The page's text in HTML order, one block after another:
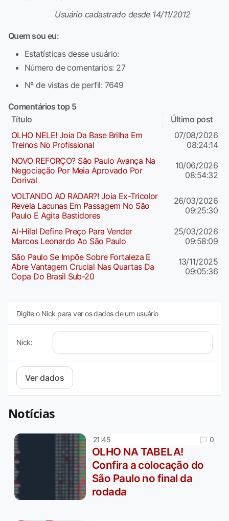
Usuário cadastrado desde 14/11/2012
Quem sou eu:
Estatísticas desse usuário:
Número de comentarios: 27
Nº de vistas de perfil: 7649
Comentários top 5
Título
Último post
OLHO NELE! Joia Da Base Brilha Em
Treinos No Profissional
07/08/2026
08:24:14
NOVO REFORÇO? São Paulo Avança Na
Negociação Por Meia Aprovado Por
Dorival
10/06/2026
08:54:32
VOLTANDO AO RADAR?! Joia Ex-Tricolor
Revela Lacunas Em Passagem No São
Paulo E Agita Bastidores
26/03/2026
09:25:30
Al-Hilal Define Preço Para Vender
Marcos Leonardo Ao São Paulo
25/03/2026
09:58:09
São Paulo Se Impõe Sobre Fortaleza E
Abre Vantagem Crucial Nas Quartas Da
Copa Do Brasil Sub-20
13/11/2025
09:05:36
Digite o Nick para ver os dados de um usuário
Nick:
Notícias
21:45 0
OLHO NA TABELA!
Confira a colocação do
São Paulo no final da
rodada